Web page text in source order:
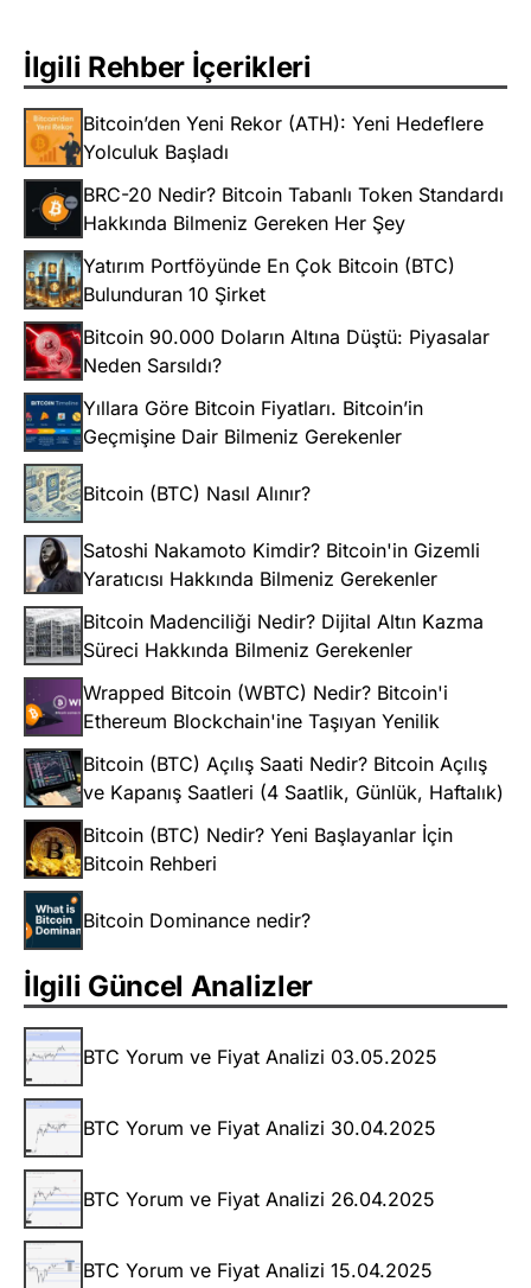
İlgili Rehber İçerikleri
Bitcoin’den Yeni Rekor (ATH): Yeni Hedeflere
Yolculuk Başladı
BRC-20 Nedir? Bitcoin Tabanlı Token Standardı
Hakkında Bilmeniz Gereken Her Şey
Yatırım Portföyünde En Çok Bitcoin (BTC)
Bulunduran 10 Şirket
Bitcoin 90.000 Doların Altına Düştü: Piyasalar
Neden Sarsıldı?
Yıllara Göre Bitcoin Fiyatları. Bitcoin’in
Geçmişine Dair Bilmeniz Gerekenler
Bitcoin (BTC) Nasıl Alınır?
Satoshi Nakamoto Kimdir? Bitcoin'in Gizemli
Yaratıcısı Hakkında Bilmeniz Gerekenler
Bitcoin Madenciliği Nedir? Dijital Altın Kazma
Süreci Hakkında Bilmeniz Gerekenler
Wrapped Bitcoin (WBTC) Nedir? Bitcoin'i
Ethereum Blockchain'ine Taşıyan Yenilik
Bitcoin (BTC) Açılış Saati Nedir? Bitcoin Açılış
ve Kapanış Saatleri (4 Saatlik, Günlük, Haftalık)
Bitcoin (BTC) Nedir? Yeni Başlayanlar İçin
Bitcoin Rehberi
Bitcoin Dominance nedir?
İlgili Güncel Analizler
BTC Yorum ve Fiyat Analizi 03.05.2025
BTC Yorum ve Fiyat Analizi 30.04.2025
BTC Yorum ve Fiyat Analizi 26.04.2025
BTC Yorum ve Fiyat Analizi 15.04.2025